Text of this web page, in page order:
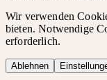
Wir verwenden
bieten. Notwendige
erforderlich.
Ablehnen